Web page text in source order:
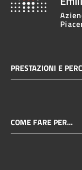
PRESTAZIONI E
COME FARE PER...